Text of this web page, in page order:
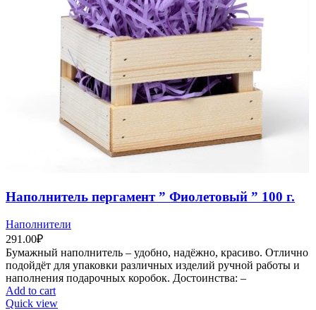
Наполнитель пергамент ” Фиолетовый ” 100 г.
Наполнители
291.00₽
Бумажный наполнитель – удобно, надёжно, красиво. Отлично
подойдёт для упаковки различных изделий ручной работы и
наполнения подарочных коробок. Достоинства: –
Add to cart
Quick view